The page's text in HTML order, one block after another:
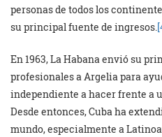
personas de todos los
su principal fuente de ingresos.
En 1963, La Habana envió su
profesionales a Argelia para
independiente a hacer frente a
Desde entonces, Cuba ha
mundo, especialmente a